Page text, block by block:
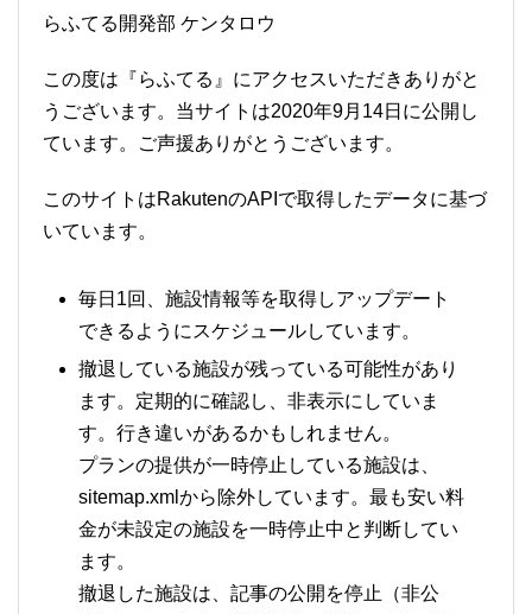
らふてる開発部 ケンタロウ
この度は『らふてる』にアクセスいただきありがと
うございます。当サイトは2020年9月14日に公開し
ています。ご声援ありがとうございます。
このサイトはRakutenのAPIで取得したデータに基づ
いています。
毎日1回、施設情報等を取得しアップデート
できるようにスケジュールしています。
撤退している施設が残っている可能性があり
ます。定期的に確認し、非表示にしていま
す。行き違いがあるかもしれません。
プランの提供が一時停止している施設は、
sitemap.xmlから除外しています。最も安い料
金が未設定の施設を一時停止中と判断してい
ます。
撤退した施設は、記事の公開を停止（非公